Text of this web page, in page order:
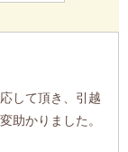
して頂き、引越
助かりました。